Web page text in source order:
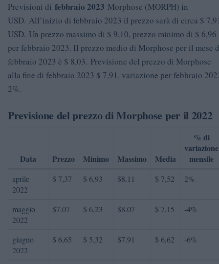
Previsioni di febbraio 2023 Morphose (MORPH) in
USD. All’inizio di febbraio 2023 il prezzo sarà di circa $
USD. Un prezzo massimo di $ 9,10, prezzo minimo di $ 6,96
per febbraio 2023. Il prezzo medio di Morphose per il mese
febbraio 2023 è $ 8,03. Previsione del prezzo di Morphose
alla fine di febbraio 2023 $ 7,91, variazione per febbraio
2%.
Previsione del prezzo di Morphose per il 2022
Data Prezzo Minimo Massimo Media
% di
variazione
mensile
aprile
2022
$ 7,37 $ 6,93 $8.11 $ 7,52 2%
maggio
2022
$7.07 $ 6,23 $8.07 $ 7,15 -4%
giugno
2022
$ 6,65 $ 5,32 $7.91 $ 6,62 -6%